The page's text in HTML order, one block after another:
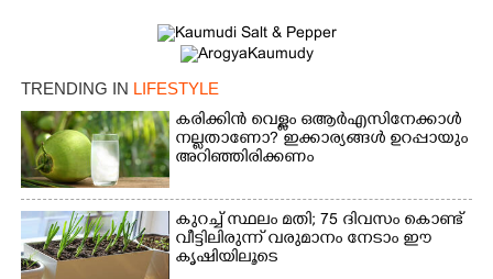
TRENDING IN LIFESTYLE
കരിക്കിൻ വെള്ളം ഒആർഎസിനേക്കാൾ
നല്ലതാണോ? ഇക്കാര്യങ്ങൾ ഉറപ്പായും
അറിഞ്ഞിരിക്കണം
കുറച്ച് സ്ഥലം മതി; 75 ദിവസം കൊണ്ട്
വീട്ടിലിരുന്ന് വരുമാനം നേടാം ഈ
കൃഷിയിലൂടെ
Copy Link